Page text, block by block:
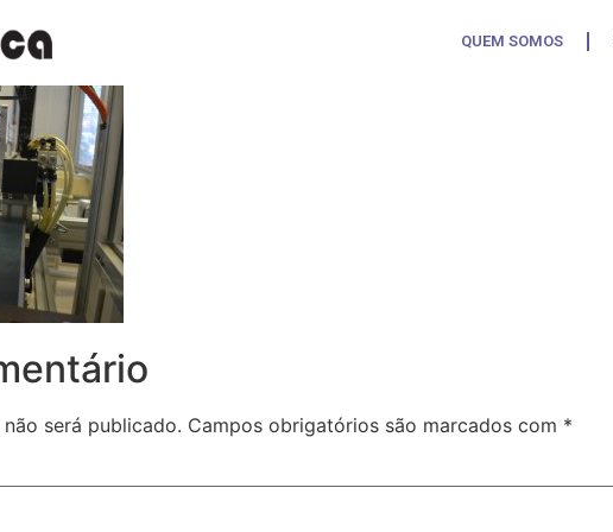
QUEM SOMOS
Segurança
será publicado. Campos obrigatórios são marcados com *